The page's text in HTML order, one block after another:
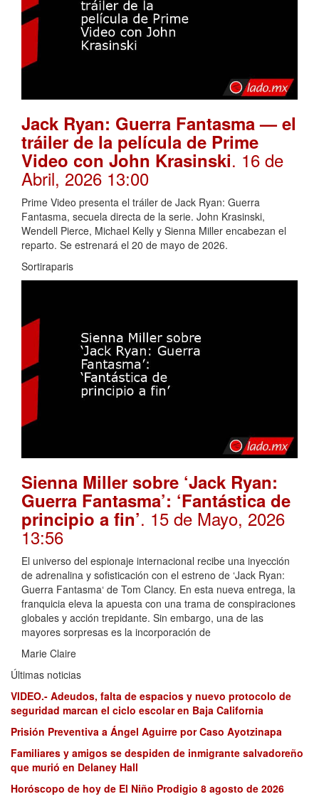
Jack Ryan: Guerra Fantasma — el
tráiler de la película de Prime
Video con John Krasinski. 16 de
Abril, 2026 13:00
Prime Video presenta el tráiler de Jack Ryan: Guerra
Fantasma, secuela directa de la serie. John Krasinski,
Wendell Pierce, Michael Kelly y Sienna Miller encabezan el
reparto. Se estrenará el 20 de mayo de 2026.
Sortiraparis
Sienna Miller sobre ‘Jack Ryan:
Guerra Fantasma’: ‘Fantástica de
principio a fin’. 15 de Mayo, 2026
13:56
El universo del espionaje internacional recibe una inyección
de adrenalina y sofisticación con el estreno de ‘Jack Ryan:
Guerra Fantasma‘ de Tom Clancy. En esta nueva entrega, la
franquicia eleva la apuesta con una trama de conspiraciones
globales y acción trepidante. Sin embargo, una de las
mayores sorpresas es la incorporación de
Marie Claire
Últimas noticias
VIDEO.- Adeudos, falta de espacios y nuevo protocolo de
seguridad marcan el ciclo escolar en Baja California
Prisión Preventiva a Ángel Aguirre por Caso Ayotzinapa
Familiares y amigos se despiden de inmigrante salvadoreño
que murió en Delaney Hall
Horóscopo de hoy de El Niño Prodigio 8 agosto de 2026